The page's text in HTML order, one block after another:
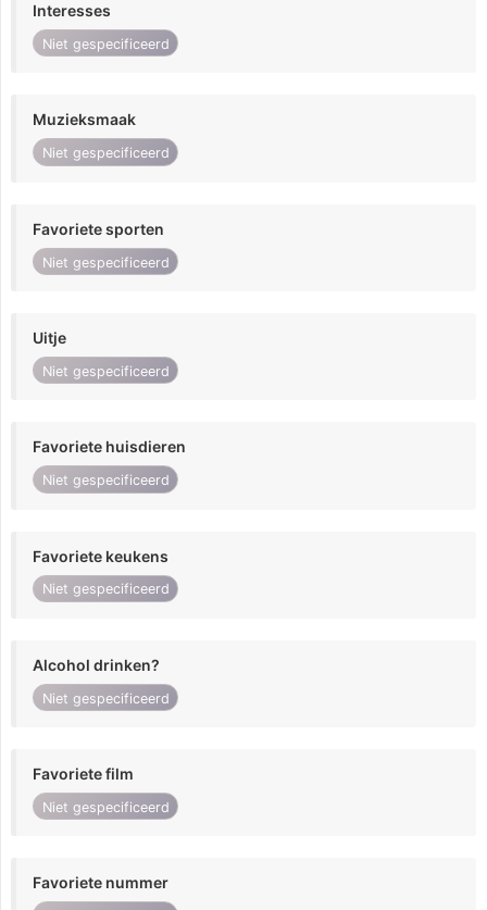
Interesses
Niet gespecificeerd
Muzieksmaak
Niet gespecificeerd
Favoriete sporten
Niet gespecificeerd
Uitje
Niet gespecificeerd
Favoriete huisdieren
Niet gespecificeerd
Favoriete keukens
Niet gespecificeerd
Alcohol drinken?
Niet gespecificeerd
Favoriete film
Niet gespecificeerd
Favoriete nummer